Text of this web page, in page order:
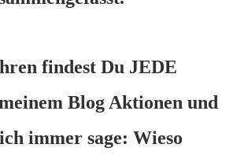
findest Du JEDE
Blog Aktionen und
immer sage: Wieso